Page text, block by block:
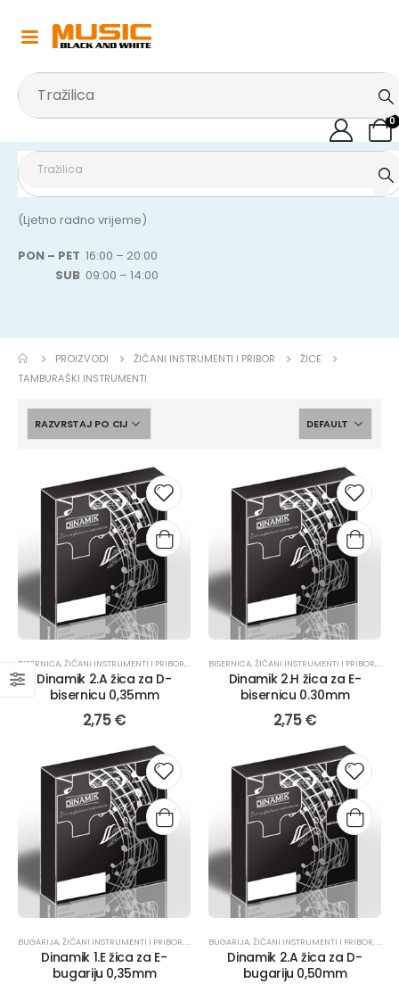
0
(Ljetno radno vrijeme)
PON – PET 16:00 – 20:00
SUB 09:00 – 14:00
PROIZVODI ŽIČANI INSTRUMENTI I PRIBOR
ŽICE
TAMBURAŠKI INSTRUMENTI
BISERNICA,ŽIČANI INSTRUMENTI I PRIBOR,TAMBURAŠKI INSTRUMENTI,ŽICE
Dinamik 2.A žica za D-
bisernicu 0,35mm
2,75€
BISERNICA,ŽIČANI INSTRUMENTI I PRIBOR,
Dinamik 2.H žica za E-
bisernicu 0.30mm
2,75€
BUGARIJA,ŽIČANI INSTRUMENTI I PRIBOR,TAMBURAŠKI INSTRUMENTI,ŽICE
Dinamik 1.E žica za E-
bugariju 0,35mm
BUGARIJA,ŽIČANI INSTRUMENTI I PRIBOR,
Dinamik 2.A žica za D-
bugariju 0,50mm